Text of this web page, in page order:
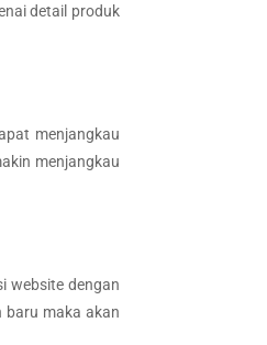
detail produk
menjangkau
menjangkau
website dengan
baru maka akan